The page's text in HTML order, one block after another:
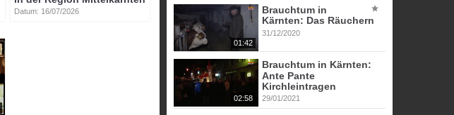
Datum: 16/07/2026
01:42
Brauchtum in
Kärnten: Das Räuchern
31/12/2020
02:58
Brauchtum in Kärnten:
Ante Pante
Kirchleintragen
29/01/2021